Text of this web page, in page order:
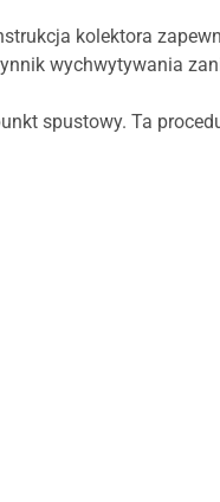
kolektora
wychwytywania
spustowy. Ta